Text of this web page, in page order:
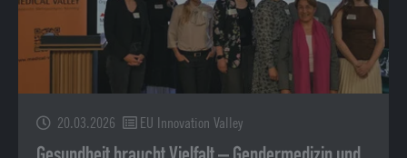
20.03.2026 EU Innovation Valley